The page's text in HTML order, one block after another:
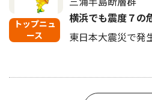
トップニュ
ース
横浜でも震度７の
東日本大震災で発